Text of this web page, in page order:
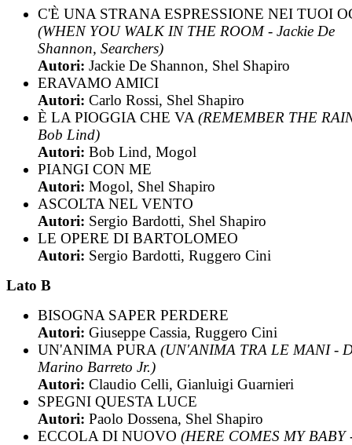
C'È UNA STRANA ESPRESSIONE NEI TUOI
(WHEN YOU WALK IN THE ROOM - Jackie De
Shannon, Searchers)
Autori: Jackie De Shannon, Shel Shapiro
ERAVAMO AMICI
Autori: Carlo Rossi, Shel Shapiro
È LA PIOGGIA CHE VA(REMEMBER THE
Bob Lind)
Autori: Bob Lind, Mogol
PIANGI CON ME
Autori: Mogol, Shel Shapiro
ASCOLTA NEL VENTO
Autori: Sergio Bardotti, Shel Shapiro
LE OPERE DI BARTOLOMEO
Autori: Sergio Bardotti, Ruggero Cini
Lato B
BISOGNA SAPER PERDERE
Autori: Giuseppe Cassia, Ruggero Cini
UN'ANIMA PURA(UN'ANIMA TRA LE MANI -
Marino Barreto Jr.)
Autori: Claudio Celli, Gianluigi Guarnieri
SPEGNI QUESTA LUCE
Autori: Paolo Dossena, Shel Shapiro
ECCOLA DI NUOVO (HERE COMES MY BABY